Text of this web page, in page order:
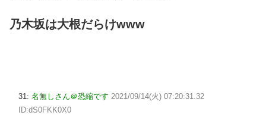
乃木坂は大根だらけwww
31: 名無しさん＠恐縮です 2021/09/14(火) 07:20:31.32
ID:dS0FKK0X0